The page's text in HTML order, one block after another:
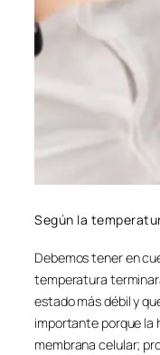
Según la
Debemos tener en
temperatura
estado más débil y
importante porque la
membrana celular;